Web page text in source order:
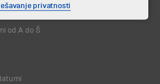
od A do Š
privatnosti